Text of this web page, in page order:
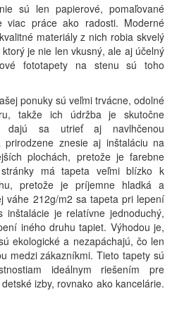
sú len papierové, pomaľované
viac práce ako radosti. Moderné
materiály z nich robia skvelý
je nie len vkusný, ale aj účelný
fototapety na stenu sú toho
ponuky sú veľmi trvácne, odolné
takže ich údržba je skutočne
dajú sa utrieť aj navlhčenou
prirodzene znesie aj inštaláciu na
plochách, pretože je farebne
má tapeta veľmi blízko k
pretože je príjemne hladká a
váhe 212g/m2 sa tapeta pri lepení
inštalácie je relatívne jednoduchý,
iného druhu tapiet. Výhodou je,
ekologické a nezapáchajú, čo len
medzi zákazníkmi. Tieto tapety sú
ideálnym riešením pre
izby, rovnako ako kancelárie.